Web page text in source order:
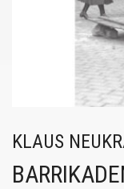
KLAUS